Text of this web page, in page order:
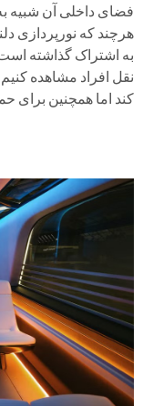
فضای داخلی آن شبیه
هرچند که نورپردازی
به اشتراک گذاشته
کند اما همچنین برای